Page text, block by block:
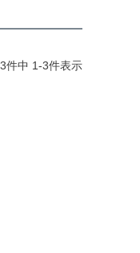
3件中 1-3件表示